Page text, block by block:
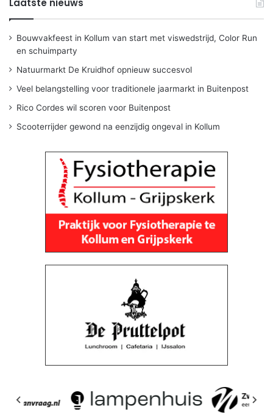
Laatste nieuws
Bouwvakfeest in Kollum van start met viswedstrijd, Color Run
en schuimparty
Natuurmarkt De Kruidhof opnieuw succesvol
Veel belangstelling voor traditionele jaarmarkt in Buitenpost
Rico Cordes wil scoren voor Buitenpost
Scooterrijder gewond na eenzijdig ongeval in Kollum